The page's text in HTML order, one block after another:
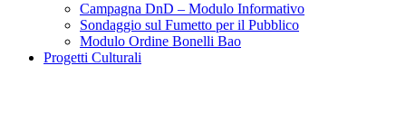
Campagna DnD – Modulo Informativo
Sondaggio sul Fumetto per il Pubblico
Modulo Ordine Bonelli Bao
Progetti Culturali